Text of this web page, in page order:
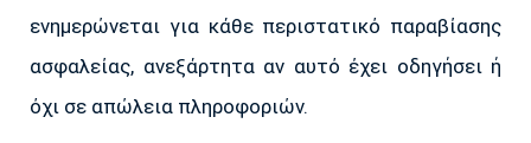
ενημερώνεται για κάθε περιστατικό παραβίασης
ασφαλείας, ανεξάρτητα αν αυτό έχει οδηγήσει ή
όχι σε απώλεια πληροφοριών.